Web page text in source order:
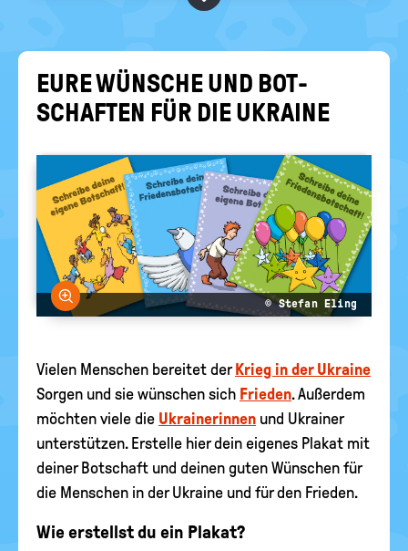
politische
EURE WÜN­SCHE UND BOT­
SCHAF­TEN FÜR DIE UKRAI­NE
Bild vergrößern
© Stefan Eling
Vielen Menschen bereitet der Krieg in der Ukraine
Sorgen und sie wünschen sich Frieden. Außerdem
möchten viele die Ukrainerinnen und Ukrainer
unterstützen. Erstelle hier dein eigenes Plakat mit
deiner Botschaft und deinen guten Wünschen für
die Menschen in der Ukraine und für den Frieden.
Wie erstellst du ein Plakat?